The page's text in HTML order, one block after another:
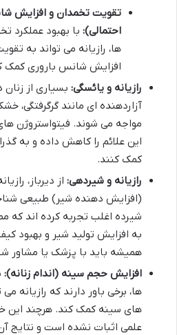
تقویت تخمدان و افزایش
احتمالی): با بهبود عملکرد
ها، رازیانه می تواند به
افزایش شانس باروری کمک
رازیانه و یائسگی: بسیاری از زنان
آزاردهنده ای مانند گرگرفتگی،
مواجه می شوند. فیتواستروژن
این علائم را کاهش داده و به
کمک کنند.
رازیانه و شیردهی: از دیرباز،
(افزایش دهنده شیر) طبیعی
شیرده اغلب تجربه کرده اند که
به افزایش تولید شیر و بهبود
همیشه باید با پزشک یا مشاور
افزایش حجم سینه (اندام زنانه):
ها، برخی باور دارند که رازیانه
های سینه کمک کند. هرچند این
علمی اثبات نشده است و نتایج